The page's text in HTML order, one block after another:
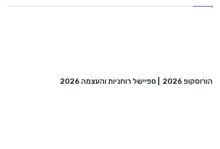
הורוסקופ 2026 ספיישל רוחניות והעצמה 2026